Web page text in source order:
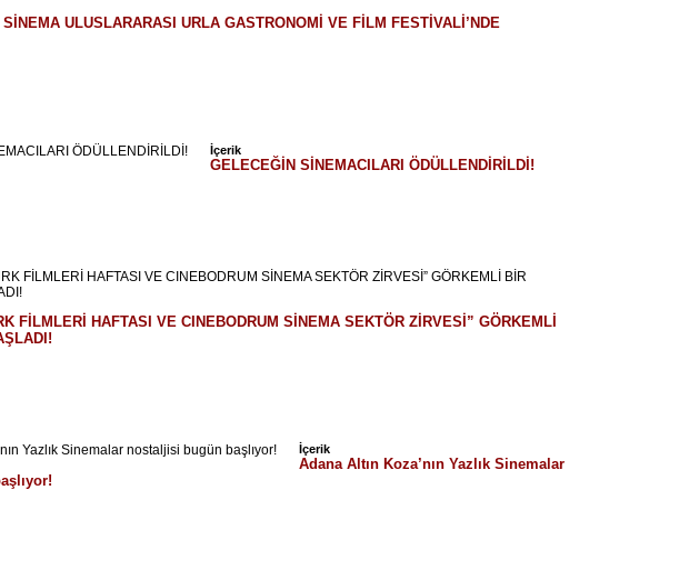
ULUSLARARASI URLA GASTRONOMİ VE FİLM FESTİVALİ’NDE
İçerik
GELECEĞİN SİNEMACILARI ÖDÜLLENDİRİLDİ!
FİLMLERİ HAFTASI VE CINEBODRUM SİNEMA SEKTÖR ZİRVESİ” GÖRKEMLİ
İçerik
Adana Altın Koza’nın Yazlık Sinemalar